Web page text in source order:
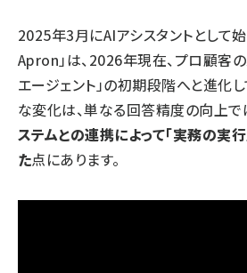
2025年3月にAIアシスタントとして始
Apron」は、2026年現在、プロ顧客
エージェント」の初期段階へと進化
な変化は、単なる回答精度の向上で
ステムとの連携によって「実務の実
た点にあります。